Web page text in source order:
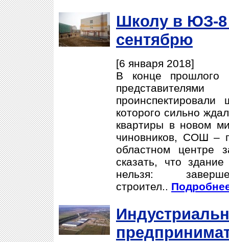
Школу в ЮЗ-8
сентябрю
[6 января 2018]
В конце прошлого
которого сильно
квартиры в новом
чиновников, СОШ –
областном центре
сказать, что
нельзя:
строител..